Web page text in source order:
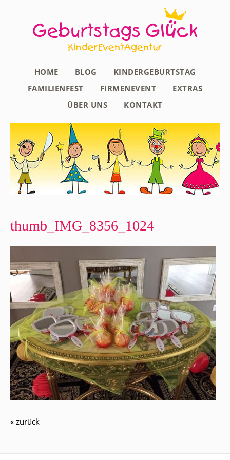
HOME BLOG
KINDERGEBURTSTAG
FAMILIENFEST
FIRMENEVENT
EXTRAS
ÜBER UNS
KONTAKT
thumb_IMG_8356_1024
« zurück